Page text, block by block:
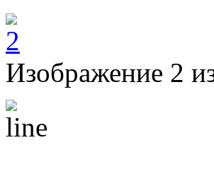
Изображение 2